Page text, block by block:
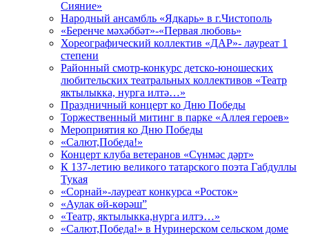
Сияние»
Народный ансамбль «Ядкарь» в г.Чистополь
«Беренче мәхәббәт»-«Первая любовь»
Хореографический коллектив «ДАР»- лауреат 1
степени
Районный смотр-конкурс детско-юношеских
любительских театральных коллективов «Театр
яктылыкка, нурга илтә…»
Праздничный концерт ко Дню Победы
Торжественный митинг в парке «Аллея героев»
Мероприятия ко Дню Победы
«Салют,Победа!»
Концерт клуба ветеранов «Сүнмәс дәрт»
К 137-летию великого татарского поэта Габдуллы
Тукая
«Сорнай»-лауреат конкурса «Росток»
«Аулак өй-көрәш”
«Театр, яктылыкка,нурга илтэ…»
«Салют,Победа!» в Нуринерском сельском доме